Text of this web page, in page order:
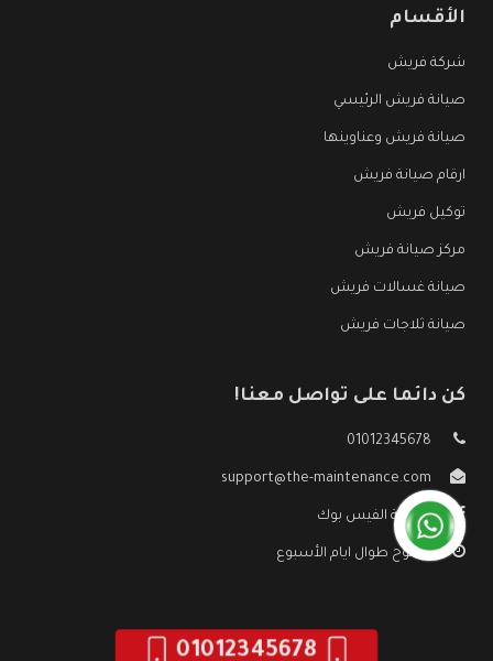
الأقسام
شركة فريش
صيانة فريش الرئيسي
صيانة فريش وعناوينها
ارقام صيانة فريش
توكيل فريش
مركز صيانة فريش
صيانة غسالات فريش
صيانة ثلاجات فريش
كن دائما على تواصل معنا!
01012345678
support@the-maintenance.com
صفحة الفيس بوك
مفتوح طوال ايام الأسبوع
01012345678